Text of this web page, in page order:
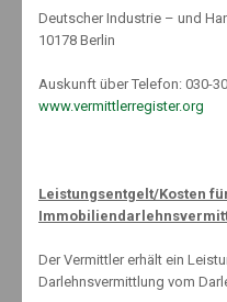
About The Author
Knut
Deutscher Industrie – und
10178 Berlin
Auskunft über Telefon:
www.vermittlerregister.org
Leistungsentgelt/Kosten
Der Vermittler erhält ein
Darlehnsvermittlung vom